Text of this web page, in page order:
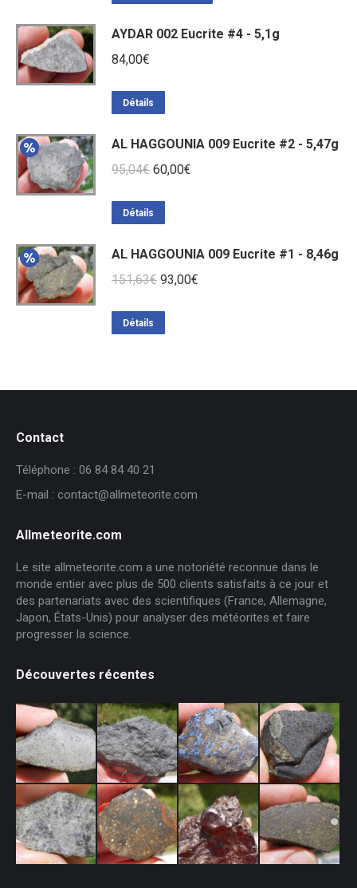
AYDAR 002 Eucrite #4 - 5,1g
84,00€
Détails
AL HAGGOUNIA 009 Eucrite #2 - 5,47g
95,04€ Le
initial
95,04€.
60,00€
60,00€.
Détails
AL HAGGOUNIA 009 Eucrite #1 - 8,46g
151,63€ Le
93,00€
Détails
Contact
Téléphone : 06 84 84 40 21
E-mail : contact@allmeteorite.com
Allmeteorite.com
Le site allmeteorite.com a une notoriété reconnue dans le
monde entier avec plus de 500 clients satisfaits à ce jour et
des partenariats avec des scientifiques (France, Allemagne,
Japon, États-Unis) pour analyser des météorites et faire
progresser la science.
Découvertes récentes